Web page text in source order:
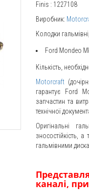
Finis : 1227108
Виробник:
Колодки
Ford Mondeo
Кількість,
Motorcraft
гарантує Ford
запчастин та
технічної
Оригінальні
зносостійкість,
гальмівними
каналі,